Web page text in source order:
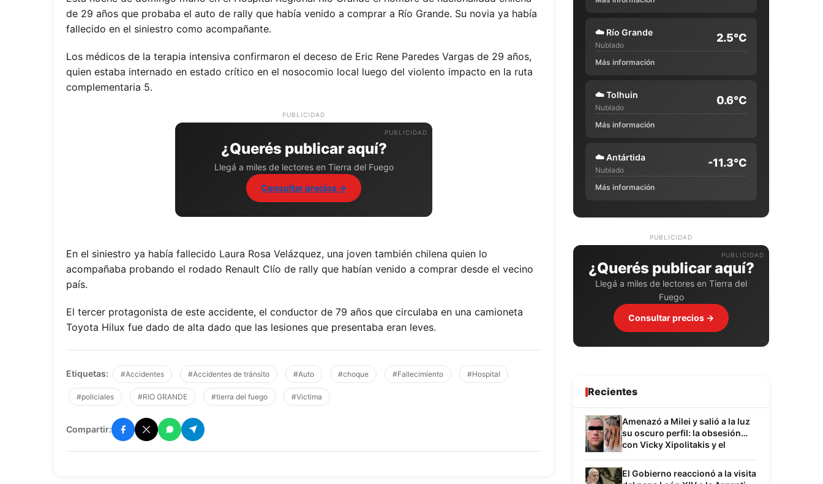
de 29 años que probaba el auto de rally que había venido a comprar a Río Grande. Su novia ya había
fallecido en el siniestro como acompañante.
Los médicos de la terapia intensiva confirmaron el deceso de Eric Rene Paredes Vargas de 29 años,
quien estaba internado en estado crítico en el nosocomio local luego del violento impacto en la ruta
complementaria 5.
PUBLICIDAD
¿Querés publicar aquí?
Llegá a miles de lectores en Tierra del Fuego
Consultar precios →
En el siniestro ya había fallecido Laura Rosa Velázquez, una joven también chilena quien lo
acompañaba probando el rodado Renault Clío de rally que habían venido a comprar desde el vecino
país.
El tercer protagonista de este accidente, el conductor de 79 años que circulaba en una camioneta
Toyota Hilux fue dado de alta dado que las lesiones que presentaba eran leves.
Etiquetas: #Accidentes #Accidentes de tránsito #Auto #choque #Fallecimiento #Hospital
#policiales #RIO GRANDE #tierra del fuego #Victima
Compartir:
☁️ Río Grande
Nublado
2.5°C
Más información
☁️Tolhuin
Nublado
0.6°C
Más información
☁️Antártida
Nublado
-11.3°C
Más información
PUBLICIDAD
¿Querés publicar aquí?
Llegá a miles de lectores en Tierra del
Fuego
Consultar precios →
Recientes
Amenazó a Milei y salió a la luz
su oscuro perfil: la obsesión
con Vicky Xipolitakis y el
Sabag Montiel
El Gobierno reaccionó a la visita